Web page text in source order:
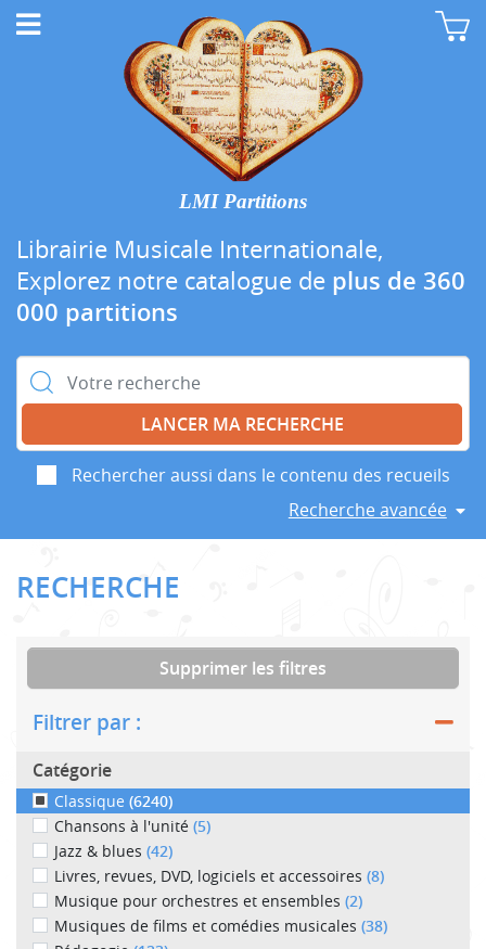
LMI Partitions
Librairie Musicale Internationale,
Explorez notre catalogue de plus de 360
000 partitions
Rechercher :
Rechercher aussi dans le contenu des recueils
Recherche avancée
RECHERCHE
Supprimer les filtres
Filtrer par :
Catégorie
Classique (6240)
Chansons à l'unité (5)
Jazz & blues (42)
Livres, revues, DVD, logiciels et accessoires (8)
Musique pour orchestres et ensembles (2)
Musiques de films et comédies musicales (38)